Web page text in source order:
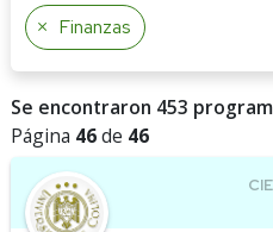
Finanzas
Se encontraron 453
Página 46de 46